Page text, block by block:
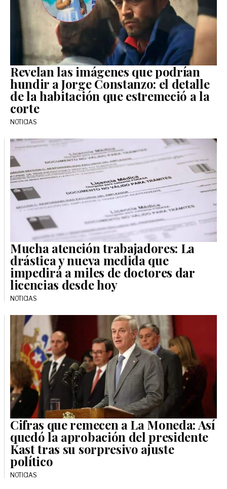
Revelan las imágenes que podrían
hundir a Jorge Constanzo: el detalle
de la habitación que estremeció a la
corte
NOTICIAS
Mucha atención trabajadores: La
drástica y nueva medida que
impedirá a miles de doctores dar
licencias desde hoy
NOTICIAS
Cifras que remecen a La Moneda: Así
quedó la aprobación del presidente
Kast tras su sorpresivo ajuste
político
NOTICIAS